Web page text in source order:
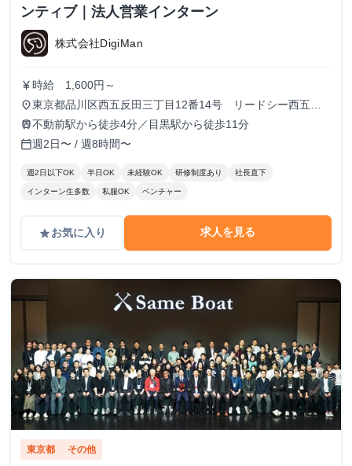
ンティブ｜法人営業インターン
株式会社DigiMan
currency_yen 時給 1,600円～
place東京都品川区西五反田三丁目12番14号 リードシー西五反
田ビル7-8階（受付8階）
train不動前駅から徒歩4分／目黒駅から徒歩11分
calendar_today週2日〜 / 週8時間〜
週2日以下OK 半日OK 未経験OK 研修制度あり 社長直下
インターン生多数 私服OK ベンチャー
gradeお気に入り 求人を見る
東京都 その他